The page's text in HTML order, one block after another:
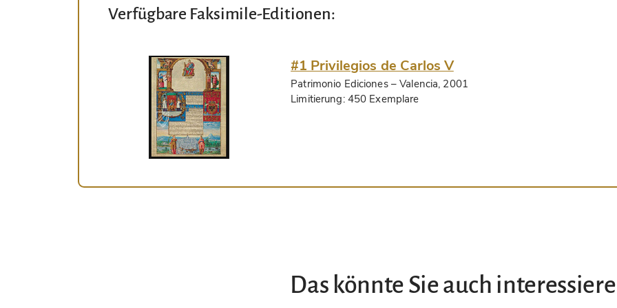
Verfügbare Faksimile-Editionen:
#1 Privilegios de Carlos V
Patrimonio Ediciones– Valencia, 2001
Limitierung: 450 Exemplare
Das könnte Sie auch